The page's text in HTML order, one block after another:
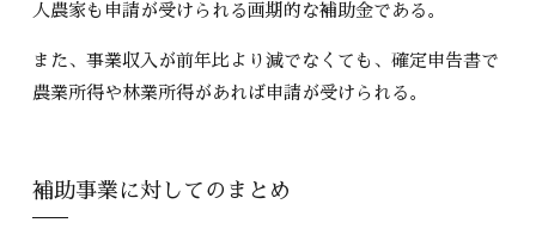
人農家も申請が受けられる画期的な補助金である。
また、事業収入が前年比より減でなくても、確定申告書で
農業所得や林業所得があれば申請が受けられる。
補助事業に対してのまとめ